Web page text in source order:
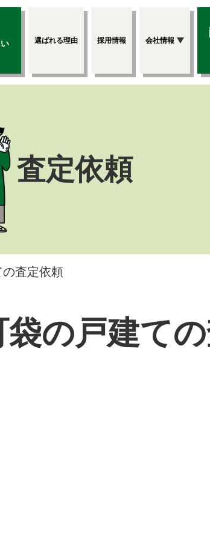
選ばれる理由 採用情報 会社情報
査定依頼
査定依頼
の戸建て